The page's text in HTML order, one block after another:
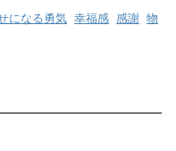
になる勇気 幸福感 感謝 物